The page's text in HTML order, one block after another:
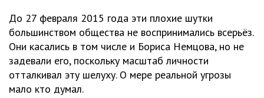
До 27 февраля 2015 года эти плохие шутки
большинством общества не воспринимались всерьёз.
Они касались в том числе и Бориса Немцова, но не
задевали его, поскольку масштаб личности
отталкивал эту шелуху. О мере реальной угрозы
мало кто думал.